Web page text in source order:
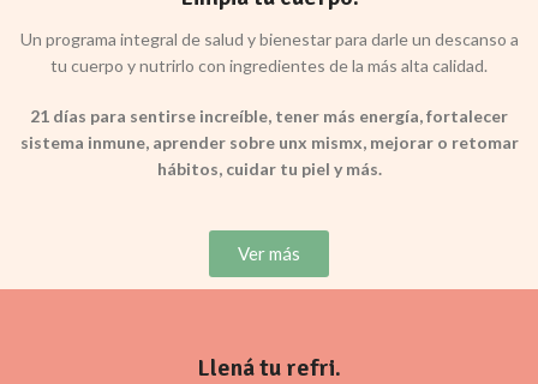
Un programa integral de salud y bienestar para darle un descanso a
tu cuerpo y nutrirlo con ingredientes de la más alta calidad.
21 días para sentirse increíble, tener más energía, fortalecer
sistema inmune, aprender sobre unx mismx, mejorar o retomar
hábitos, cuidar tu piel y más.
Ver más
Llená tu refri.